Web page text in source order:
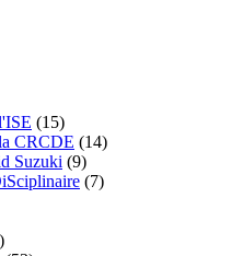
(15)
CRCDE (14)
Suzuki (9)
(7)